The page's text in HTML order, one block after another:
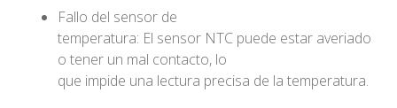
Fallo del sensor de
temperatura: El sensor NTC puede estar averiado
o tener un mal contacto, lo
que impide una lectura precisa de la temperatura.